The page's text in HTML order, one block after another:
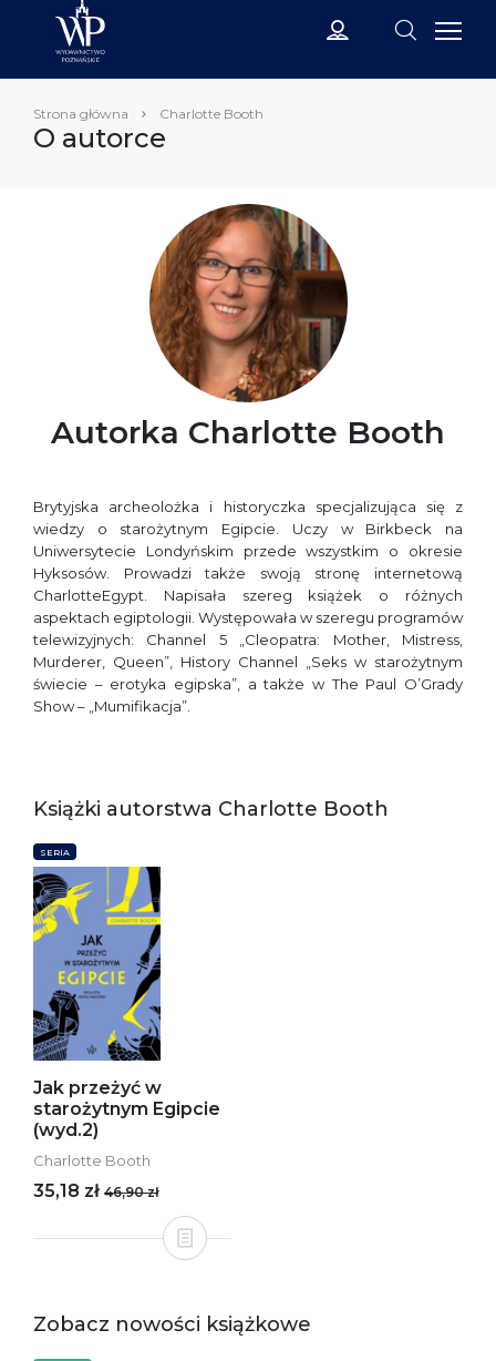
Strona główna Charlotte Booth
O autorce
Autorka Charlotte Booth
Brytyjska archeolożka i historyczka specjalizująca się z
wiedzy o starożytnym Egipcie. Uczy w Birkbeck na
Uniwersytecie Londyńskim przede wszystkim o okresie
Hyksosów. Prowadzi także swoją stronę internetową
CharlotteEgypt. Napisała szereg książek o różnych
aspektach egiptologii. Występowała w szeregu programów
telewizyjnych: Channel 5 „Cleopatra: Mother, Mistress,
Murderer, Queen”, History Channel „Seks w starożytnym
świecie – erotyka egipska”, a także w The Paul O’Grady
Show – „Mumifikacja”.
Książki autorstwa Charlotte Booth
SERIA
Jak przeżyć w
starożytnym Egipcie
(wyd.2)
Charlotte Booth
35,18 zł 46,90 zł
Zobacz nowości książkowe